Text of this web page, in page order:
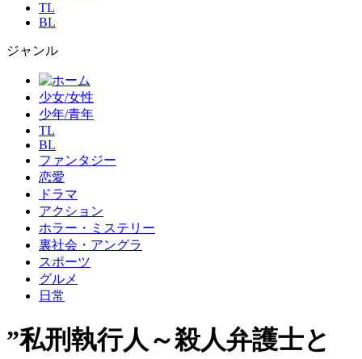
TL
BL
ジャンル
少女/女性
少年/青年
TL
BL
ファンタジー
恋愛
ドラマ
アクション
ホラー・ミステリー
裏社会・アングラ
スポーツ
グルメ
日常
”私刑執行人～殺人弁護士と